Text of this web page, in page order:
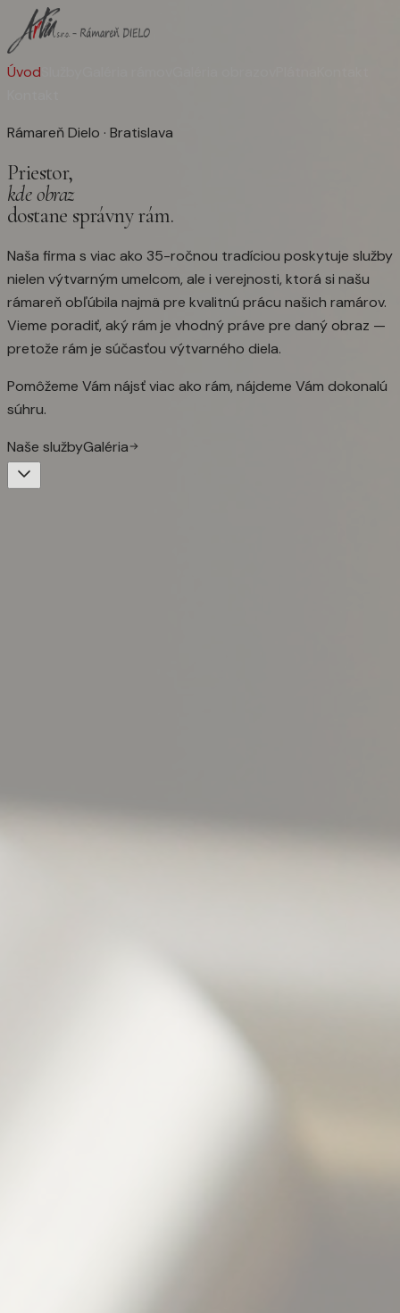
Úvod
Rámareň Dielo · Bratislava
Priestor,
kde obraz
dostane správny rám.
Naša firma s viac ako 35-ročnou tradíciou poskytuje služby
nielen výtvarným umelcom, ale i verejnosti, ktorá si našu
rámareň obľúbila najmä pre kvalitnú prácu našich ramárov.
Vieme poradiť, aký rám je vhodný práve pre daný obraz —
pretože rám je súčasťou výtvarného diela.
Pomôžeme Vám nájsť viac ako rám, nájdeme Vám dokonalú
súhru.
Naše službyGaléria